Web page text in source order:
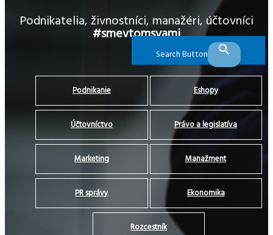
Search Button
Podnikatelia, živnostníci, manažéri, účtovníci
#smevtomsvami
Podnikanie Eshopy
Účtovníctvo Právo a legislatíva
Marketing Manažment
PR správy Ekonomika
Rozcestník